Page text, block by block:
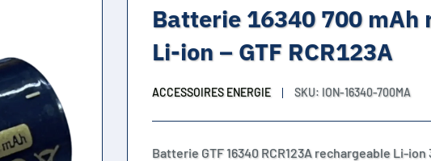
Batterie 16340 700 mAh
Li-ion – GTF RCR123A
ACCESSOIRES ENERGIE SKU: ION-16340-700MA
Batterie GTF 16340 RCR123A rechargeable Li-